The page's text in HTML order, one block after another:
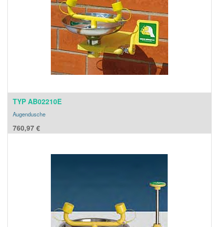
TYP AB02210E
Augendusche
760,97 €